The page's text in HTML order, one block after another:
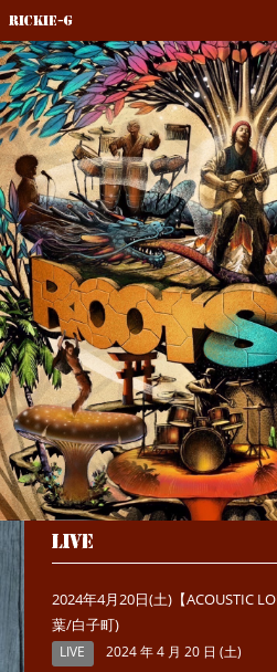
Rickie-G
LIVE
2024年4月20日(土)【ACOUSTIC
葉/白子町)
LIVE 2024 年 4 月 20 日 (土)